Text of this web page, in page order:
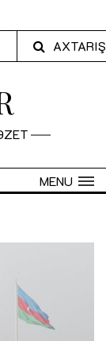
AXTARIŞ
MENU